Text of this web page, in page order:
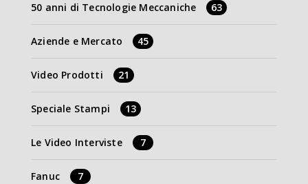
50 anni di Tecnologie Meccaniche 63
Aziende e Mercato 45
Video Prodotti 21
Speciale Stampi 13
Le Video Interviste 7
Fanuc 7